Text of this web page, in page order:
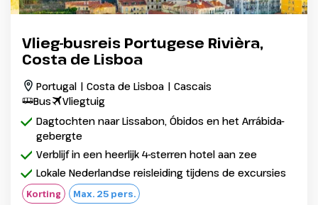
Vlieg-busreis Portugese Rivièra,
Costa de Lisboa
Portugal | Costa de Lisboa | Cascais
Bus
Vliegtuig
Dagtochten naar Lissabon, Óbidos en het Arrábida-
gebergte
Verblijf in een heerlijk 4-sterren hotel aan zee
Lokale Nederlandse reisleiding tijdens de excursies
Korting Max. 25 pers.